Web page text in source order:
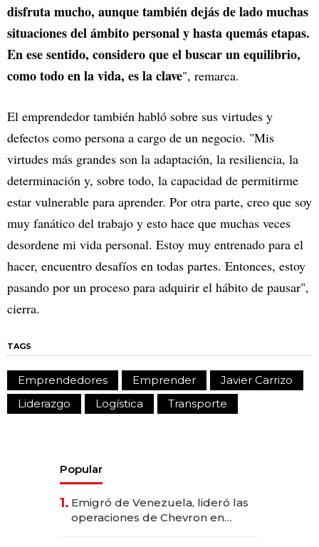
disfruta mucho, aunque también dejás de lado muchas
situaciones del ámbito personal y hasta quemás etapas.
En ese sentido, considero que el buscar un equilibrio,
como todo en la vida, es la clave", remarca.
El emprendedor también habló sobre sus virtudes y
defectos como persona a cargo de un negocio. "Mis
virtudes más grandes son la adaptación, la resiliencia, la
determinación y, sobre todo, la capacidad de permitirme
estar vulnerable para aprender. Por otra parte, creo que soy
muy fanático del trabajo y esto hace que muchas veces
desordene mi vida personal. Estoy muy entrenado para el
hacer, encuentro desafíos en todas partes. Entonces, estoy
pasando por un proceso para adquirir el hábito de pausar",
cierra.
TAGS
Emprendedores Emprender
Javier Carrizo
Liderazgo
Logística Transporte
Popular
1. Emigró de Venezuela, lideró las
operaciones de Chevron en